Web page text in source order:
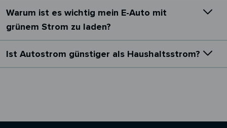
Warum ist es wichtig mein E-Auto mit
grünem Strom zu laden?
Ist Autostrom günstiger als Haushaltsstrom?